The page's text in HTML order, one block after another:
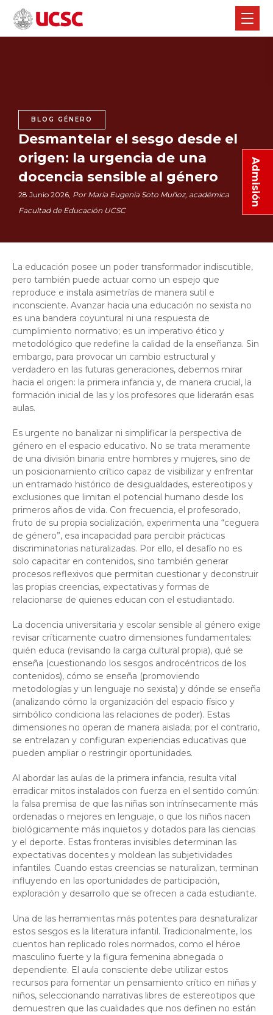
Admisión
BLOG GÉNERO
Desmantelar el sesgo desde el
origen: la urgencia de una
docencia sensible al género
28 Junio 2026, Por María Eugenia Soto Muñoz, académica
Facultad de Educación UCSC
La educación posee un poder transformador indiscutible,
pero también puede actuar como un espejo que
reproduce e instala asimetrías de manera sutil e
inconsciente. Avanzar hacia una educación no sexista no
es una bandera coyuntural ni una respuesta de
cumplimiento normativo; es un imperativo ético y
metodológico que redefine la calidad de la enseñanza. Sin
embargo, para provocar un cambio estructural y
verdadero en las futuras generaciones, debemos mirar
hacia el origen: la primera infancia y, de manera crucial, la
formación inicial de las y los profesores que liderarán esas
aulas.
Es urgente no banalizar ni simplificar la perspectiva de
género en el espacio educativo. No se trata meramente
de una división binaria entre hombres y mujeres, sino de
un posicionamiento crítico capaz de visibilizar y enfrentar
un entramado histórico de desigualdades, estereotipos y
exclusiones que limitan el potencial humano desde los
primeros años de vida. Con frecuencia, el profesorado,
fruto de su propia socialización, experimenta una “ceguera
de género”, esa incapacidad para percibir prácticas
discriminatorias naturalizadas. Por ello, el desafío no es
solo capacitar en contenidos, sino también generar
procesos reflexivos que permitan cuestionar y deconstruir
las propias creencias, expectativas y formas de
relacionarse de quienes educan con el estudiantado.
La docencia universitaria y escolar sensible al género exige
revisar críticamente cuatro dimensiones fundamentales:
quién educa (revisando la carga cultural propia), qué se
enseña (cuestionando los sesgos androcéntricos de los
contenidos), cómo se enseña (promoviendo
metodologías y un lenguaje no sexista) y dónde se enseña
(analizando cómo la organización del espacio físico y
simbólico condiciona las relaciones de poder). Estas
dimensiones no operan de manera aislada; por el contrario,
se entrelazan y configuran experiencias educativas que
pueden ampliar o restringir oportunidades.
Al abordar las aulas de la primera infancia, resulta vital
erradicar mitos instalados con fuerza en el sentido común:
la falsa premisa de que las niñas son intrínsecamente más
ordenadas o mejores en lenguaje, o que los niños nacen
biológicamente más inquietos y dotados para las ciencias
y el deporte. Estas fronteras invisibles determinan las
expectativas docentes y moldean las subjetividades
infantiles. Cuando estas creencias se naturalizan, terminan
influyendo en las oportunidades de participación,
exploración y desarrollo que se ofrecen a cada estudiante.
Una de las herramientas más potentes para desnaturalizar
estos sesgos es la literatura infantil. Tradicionalmente, los
cuentos han replicado roles normados, como el héroe
masculino fuerte y la figura femenina abnegada o
dependiente. El aula consciente debe utilizar estos
recursos para fomentar un pensamiento crítico en niñas y
niños, seleccionando narrativas libres de estereotipos que
demuestren que las cualidades que nos definen no están